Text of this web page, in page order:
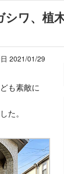
ワ、植
日2021/01/29
も素敵に
た。